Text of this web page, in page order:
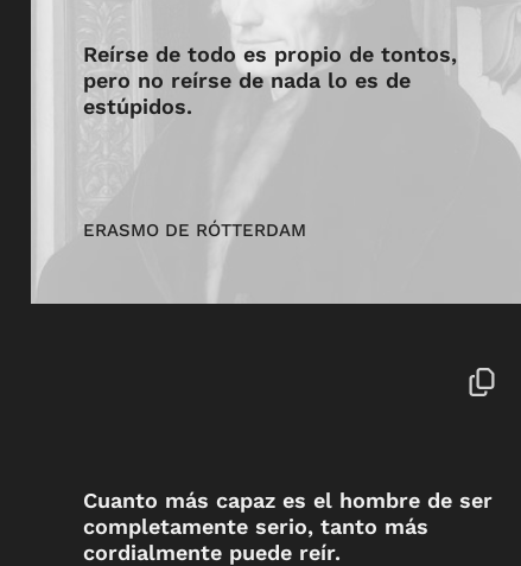
Reírse de todo es propio de tontos,
pero no reírse de nada lo es de
estúpidos.
ERASMO DE RÓTTERDAM
Cuanto más capaz es el hombre de ser
completamente serio, tanto más
cordialmente puede reír.